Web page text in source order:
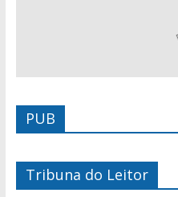
PUB
Tribuna do Leitor